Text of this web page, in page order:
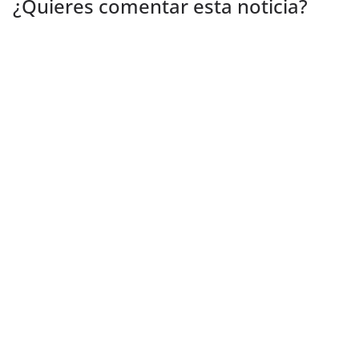
¿Quieres comentar esta noticia?